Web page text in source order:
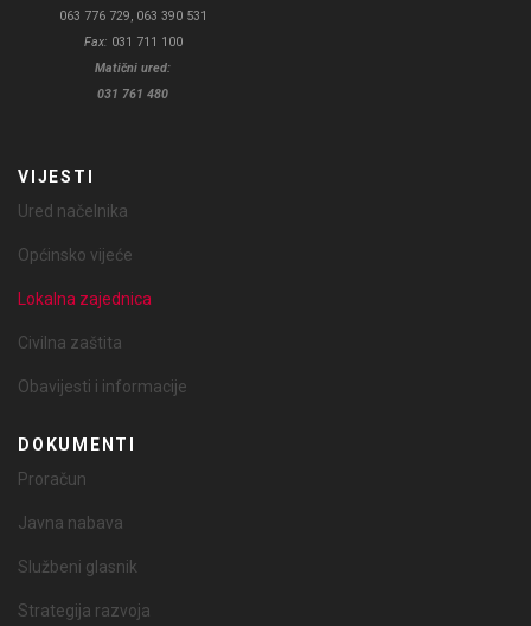
063 776 729, 063 390 531
Fax: 031 711 100
Matični ured:
031 761 480
VIJESTI
Ured načelnika
Općinsko vijeće
Lokalna zajednica
Civilna zaštita
Obavijesti i informacije
DOKUMENTI
Proračun
Javna nabava
Službeni glasnik
Strategija razvoja